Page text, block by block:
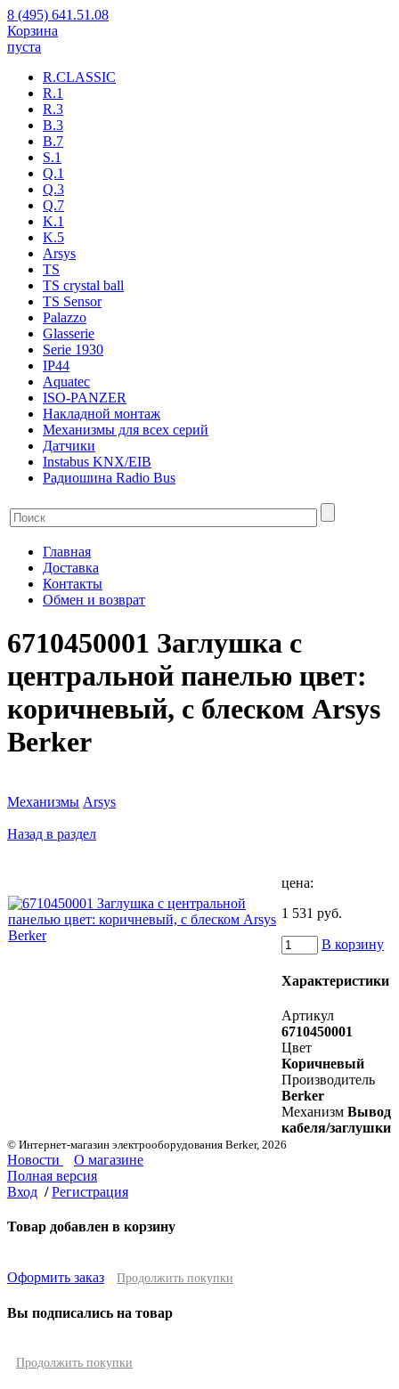
8 (495) 641.51.08
Корзина
пуста
R.CLASSIC
R.1
R.3
B.3
B.7
S.1
Q.1
Q.3
Q.7
K.1
K.5
Arsys
TS
TS crystal ball
TS Sensor
Palazzo
Glasserie
Serie 1930
IP44
Aquatec
ISO-PANZER
Накладной монтаж
Механизмы для всех серий
Датчики
Instabus KNX/EIB
Радиошина Radio Bus
Главная
Доставка
Контакты
Обмен и возврат
6710450001 Заглушка с
центральной панелью цвет:
коричневый, с блеском Arsys
Berker
Механизмы Arsys
Назад в раздел
цена:
1 531 руб.
В корзину
Характеристики
Артикул
6710450001
Цвет
Коричневый
Производитель
Berker
Механизм Вывод
кабеля/заглушки
© Интернет-магазин электрооборудования Berker, 2026
Новости
О магазине
Полная версия
Вход / Регистрация
Товар добавлен в корзину
Оформить заказ Продолжить покупки
Вы подписались на товар
Продолжить покупки